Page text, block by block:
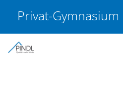
Privat-Gymnasium